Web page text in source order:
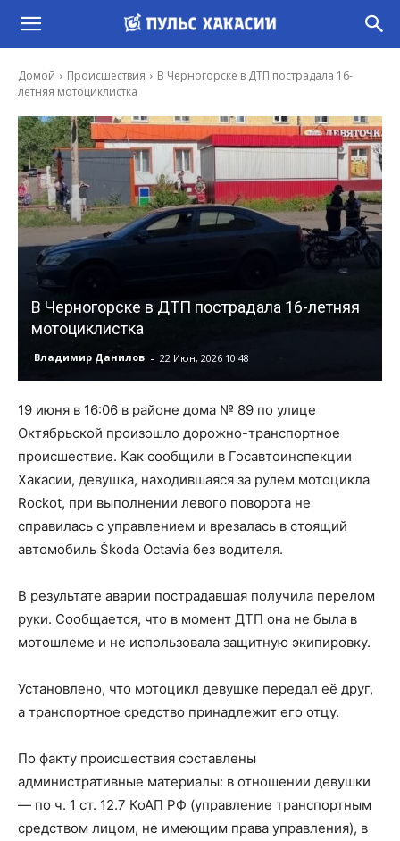
Домой Происшествия
В Черногорске в ДТП пострадала 16-
летняя мотоциклистка
В Черногорске в ДТП пострадала 16-летняя
мотоциклистка
Владимир Данилов - 22 Июн, 2026 10:48
19 июня в 16:06 в районе дома № 89 по улице
Октябрьской произошло дорожно-транспортное
происшествие. Как сообщили в Госавтоинспекции
Хакасии, девушка, находившаяся за рулем мотоцикла
Rockot, при выполнении левого поворота не
справилась с управлением и врезалась в стоящий
автомобиль Škoda Octavia без водителя.
В результате аварии пострадавшая получила перелом
руки. Сообщается, что в момент ДТП она не была в
мотошлеме и не использовала защитную экипировку.
Установлено, что мотоцикл девушке передал её друг,
а транспортное средство принадлежит его отцу.
По факту происшествия составлены
административные материалы: в отношении девушки
— по ч. 1 ст. 12.7 КоАП РФ (управление транспортным
средством лицом, не имеющим права управления), в